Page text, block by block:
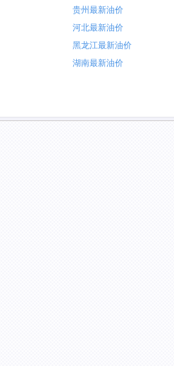
贵州最新油价
河北最新油价
黑龙江最新油价
湖南最新油价